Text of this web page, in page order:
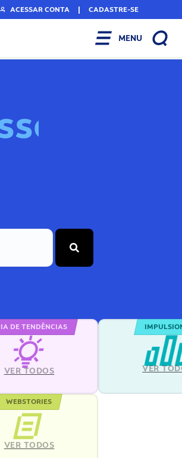
ACESSAR CONTA | CADASTRE-SE
MENU
so
DE TENDÊNCIAS
VER TODOS VER
WEBSTORIES
VER TODOS